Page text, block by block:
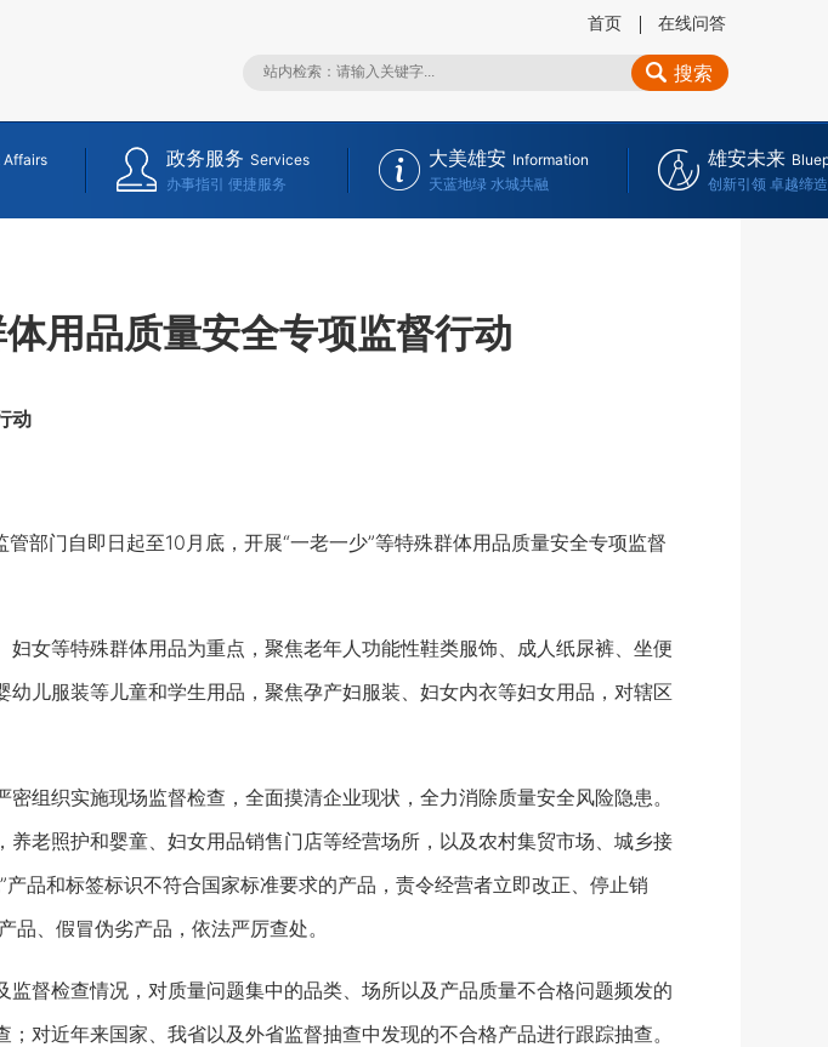
首页 在线问答
搜索
Affairs
政务服务 Services
办事指引 便捷服务
大美雄安 Information
天蓝地绿 水城共融
雄安未来
创新引领 卓越缔造
用品质量安全专项监督行动
动
门自即日起至10月底，开展“一老一少”等特殊群体用品质量安全专项监督
女等特殊群体用品为重点，聚焦老年人功能性鞋类服饰、成人纸尿裤、坐便
儿服装等儿童和学生用品，聚焦孕产妇服装、妇女内衣等妇女用品，对辖区
织实施现场监督检查，全面摸清企业现状，全力消除质量安全风险隐患。
老照护和婴童、妇女用品销售门店等经营场所，以及农村集贸市场、城乡接
品和标签标识不符合国家标准要求的产品，责令经营者立即改正、停止销
、假冒伪劣产品，依法严厉查处。
督检查情况，对质量问题集中的品类、场所以及产品质量不合格问题频发的
对近年来国家、我省以及外省监督抽查中发现的不合格产品进行跟踪抽查。